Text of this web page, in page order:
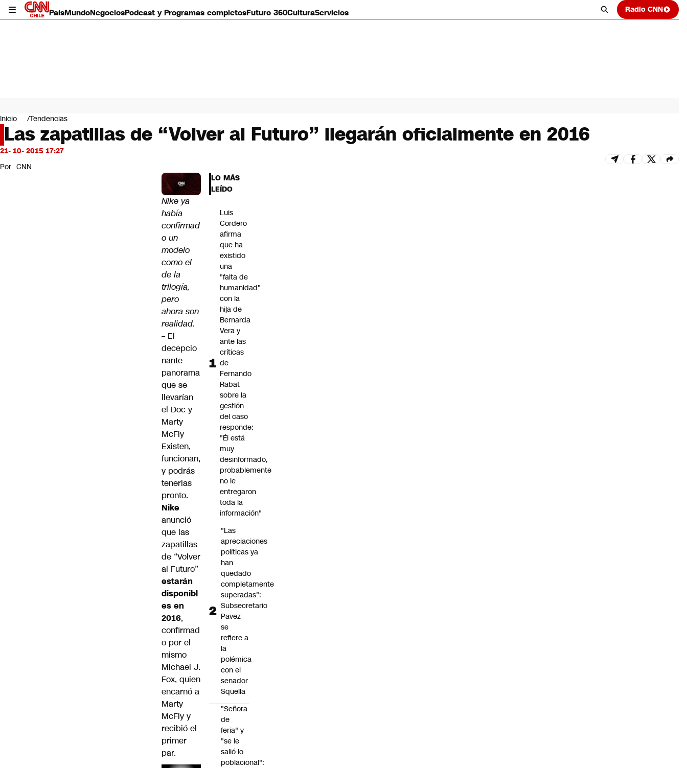
PaísMundoNegociosPodcast y Programas completosFuturo 360CulturaServicios Radio CNN
Mundo
Negocios
Deportes
Programas completos
Servicios
Inicio Tendencias
Las zapatillas de “Volver al Futuro” llegarán oficialmente en 2016
21- 10- 2015 17:27
Por CNN
Nike ya
había
confirmad
o un
modelo
como el
de la
trilogía,
pero
ahora son
realidad.
– El
decepcio
nante
panorama
que se
llevarían
el Doc y
Marty
McFly
Existen,
funcionan,
y podrás
tenerlas
pronto.
Nike
anunció
que las
zapatillas
de “Volver
al Futuro”
estarán
disponibl
es en
2016,
confirmad
o por el
mismo
Michael J.
Fox, quien
encarnó a
Marty
McFly y
recibió el
primer
par.
LO MÁS
LEÍDO
Luis
Cordero
afirma
que ha
existido
una
"falta de
humanidad"
con la
hija de
Bernarda
Vera y
ante las
críticas
de
Fernando
Rabat
sobre la
gestión
del caso
responde:
"Él está
muy
desinformado,
probablemente
no le
entregaron
toda la
información"
"Las
apreciaciones
políticas ya
han
quedado
completamente
superadas":
Subsecretario
Pavez
se
refiere a
la
polémica
con el
senador
Squella
"Señora
de
feria" y
"se le
salió lo
poblacional":